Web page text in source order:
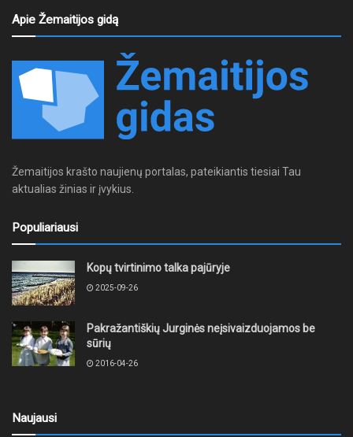
Apie Žemaitijos gidą
Žemaitijos krašto naujienų portalas, pateikiantis tiesiai Tau
aktualias žinias ir įvykius.
Populiariausi
Kopų tvirtinimo talka pajūryje
2025-09-26
Pakražantiškių Jurginės neįsivaizduojamos be
sūrių
2016-04-26
Naujausi